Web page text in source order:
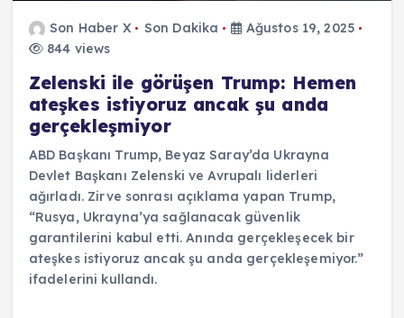
Son Haber X Son Dakika
Ağustos 19, 2025
844 views
Zelenski ile görüşen Trump: Hemen
ateşkes istiyoruz ancak şu anda
gerçekleşmiyor
ABD Başkanı Trump, Beyaz Saray’da Ukrayna
Devlet Başkanı Zelenski ve Avrupalı liderleri
ağırladı. Zirve sonrası açıklama yapan Trump,
“Rusya, Ukrayna’ya sağlanacak güvenlik
garantilerini kabul etti. Anında gerçekleşecek bir
ateşkes istiyoruz ancak şu anda gerçekleşemiyor.”
ifadelerini kullandı.